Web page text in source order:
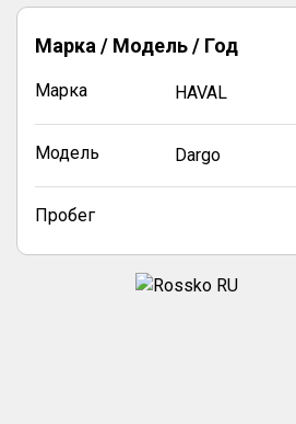
Марка / Модель / Год
Марка HAVAL
Модель Dargo
Пробег